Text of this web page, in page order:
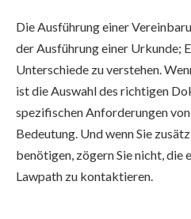
Die Ausführung einer
der Ausführung einer Urkunde;
Unterschiede zu verstehen.
ist die Auswahl des richtigen
spezifischen Anforderungen
Bedeutung. Und wenn Sie
benötigen, zögern Sie nicht, die
Lawpath zu kontaktieren.